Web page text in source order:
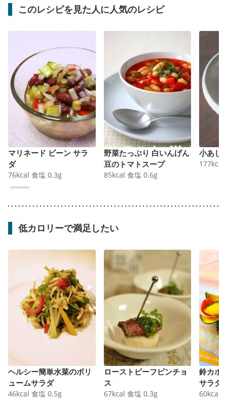
このレシピを見た人に人気のレシピ
マリネード ビーン サラ
ダ
76kcal 食塩 0.3g
野菜たっぷり 白いんげん
豆のトマトスープ
85kcal 食塩 0.6g
小あじ
177kcal
低カロリーで満足したい
ヘルシー簡単水菜のボリ
ュームサラダ
46kcal 食塩 0.5g
ローストビーフピンチョ
ス
67kcal 食塩 0.3g
鈴カボ
サラダ
60kcal